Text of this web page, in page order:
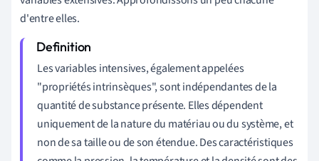
d'entre elles.
Les variables intensives, également appelées
"propriétés intrinsèques", sont indépendantes de la
quantité de substance présente. Elles dépendent
uniquement de la nature du matériau ou du système, et
non de sa taille ou de son étendue. Des caractéristiques